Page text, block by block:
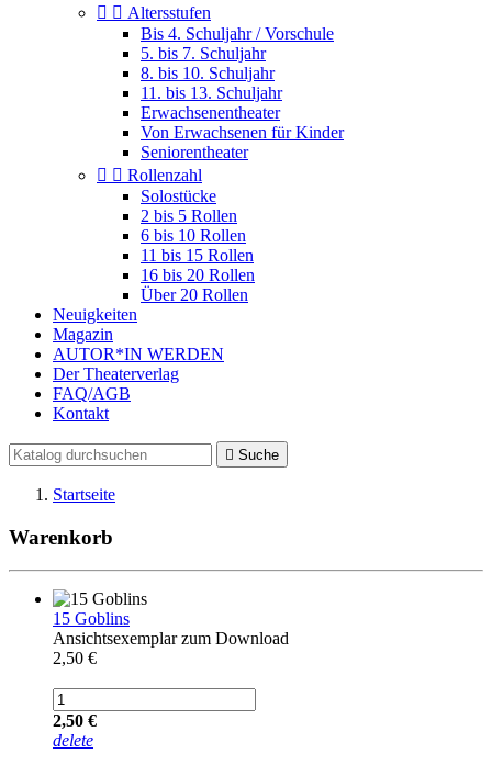
  Altersstufen
Bis 4. Schuljahr / Vorschule
5. bis 7. Schuljahr
8. bis 10. Schuljahr
11. bis 13. Schuljahr
Erwachsenentheater
Von Erwachsenen für Kinder
Seniorentheater
  Rollenzahl
Solostücke
2 bis 5 Rollen
6 bis 10 Rollen
11 bis 15 Rollen
16 bis 20 Rollen
Über 20 Rollen
Neuigkeiten
Magazin
AUTOR*IN WERDEN
Der Theaterverlag
FAQ/AGB
Kontakt
 Suche
Startseite
Warenkorb
15 Goblins
Ansichtsexemplar zum Download
2,50 €
2,50 €
delete